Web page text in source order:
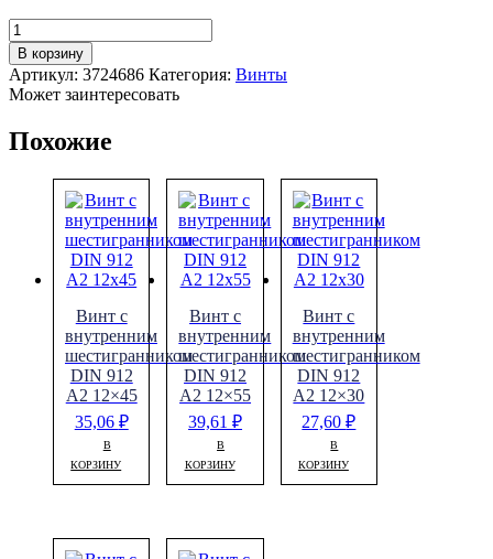
Количество
товара
Винт
установочный
М8х50
913
В корзину
Артикул: 3724686 Категория: Винты
Может заинтересовать
Похожие
Винт с
внутренним
шестигранником
DIN 912
A2 12×45
35,06 ₽
В
КОРЗИНУ
Винт с
внутренним
шестигранником
DIN 912
A2 12×55
39,61₽
В
КОРЗИНУ
Винт с
внутренним
шестигранником
DIN 912
A2 12×30
27,60₽
В
КОРЗИНУ